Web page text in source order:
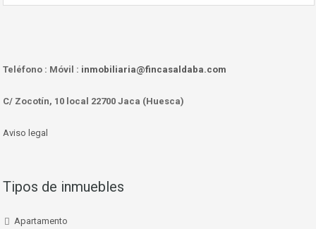
Teléfono : Móvil : inmobiliaria@fincasaldaba.com
C/ Zocotín, 10 local 22700 Jaca (Huesca)
Aviso legal
Tipos de inmuebles
Apartamento